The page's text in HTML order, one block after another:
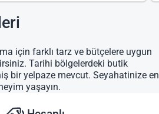
için farklı tarz ve bütçelere uygun
Tarihi bölgelerdeki butik
bir yelpaze mevcut. Seyahatinize en
yaşayın.